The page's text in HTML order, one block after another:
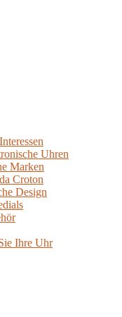
Uhren
Marken
Croton
Design
Ihre Uhr